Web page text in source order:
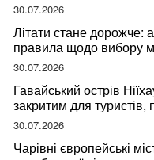
30.07.2026
Літати стане дорожче:
правила щодо вибору
30.07.2026
Гавайський острів
закритим для
відвідувачів
30.07.2026
Чарівні європейські